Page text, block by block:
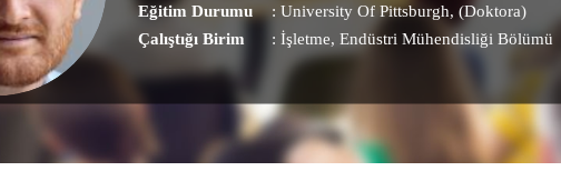
Eğitim Durumu
: University Of Pittsburgh, (Doktora)
Çalıştığı Birim
: İşletme, Endüstri Mühendisliği Bölümü